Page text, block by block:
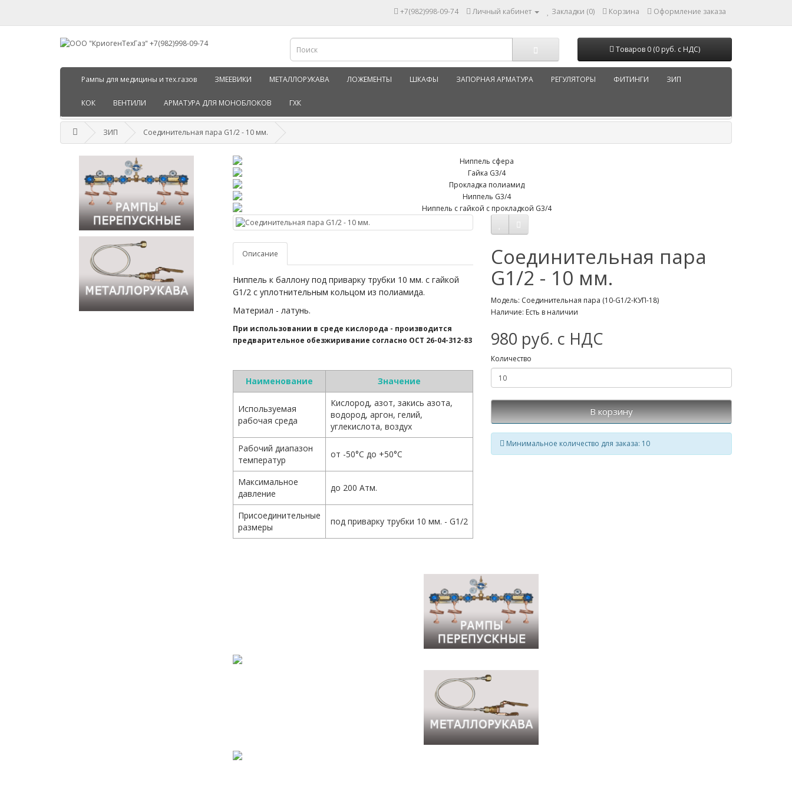
+7(982)998-09-74 Личный кабинет Закладки (0) Корзина Оформление заказа
Товаров 0 (0 руб. с НДС)
Рампы для медицины и тех.газов ЗМЕЕВИКИ МЕТАЛЛОРУКАВА ЛОЖЕМЕНТЫ ШКАФЫ ЗАПОРНАЯ АРМАТУРА РЕГУЛЯТОРЫ ФИТИНГИ ЗИП
КОК ВЕНТИЛИ АРМАТУРА ДЛЯ МОНОБЛОКОВ ГХК
ЗИП Соединительная пара G1/2 - 10 мм.
Описание
Ниппель к баллону под приварку трубки 10 мм. с гайкой
G1/2 с уплотнительным кольцом из полиамида.
Материал - латунь.
При использовании в среде кислорода - производится
предварительное обезжиривание согласно ОСТ 26-04-312-83
Наименование Значение
Используемая
рабочая среда
Кислород, азот, закись азота,
водород, аргон, гелий,
углекислота, воздух
Рабочий диапазон
температур
от -50°С до +50°С
Максимальное
давление
до 200 Атм.
Присоединительные
размеры
под приварку трубки 10 мм. - G1/2
Соединительная пара
G1/2 - 10 мм.
Модель: Соединительная пара (10-G1/2-КУП-18)
Наличие: Есть в наличии
980 руб. с НДС
Количество
В корзину
Минимальное количество для заказа: 10